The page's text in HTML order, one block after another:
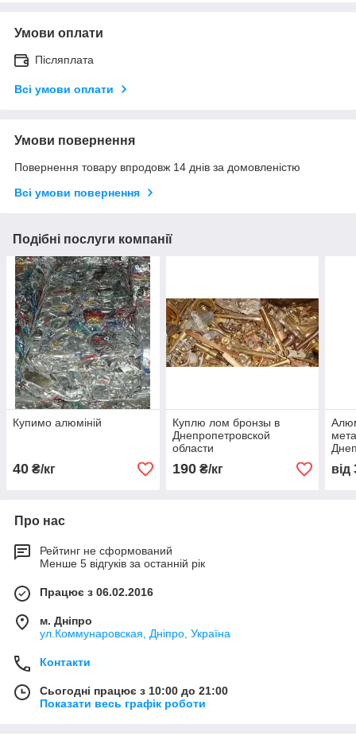
Умови оплати
Післяплата
Всі умови оплати
Умови повернення
Повернення товару впродовж 14 днів за домовленістю
Всі умови повернення
Подібні послуги компанії
Купимо алюміній
40 ₴/кг
Куплю лом бронзы в
Днепропетровской
области
190₴/кг від
Про нас
Рейтинг не сформований
Менше 5 відгуків за останній рік
Працює з 06.02.2016
м. Дніпро
ул.Коммунаровская, Дніпро, Україна
Контакти
Сьогодні працює з 10:00 до 21:00
Показати весь графік роботи